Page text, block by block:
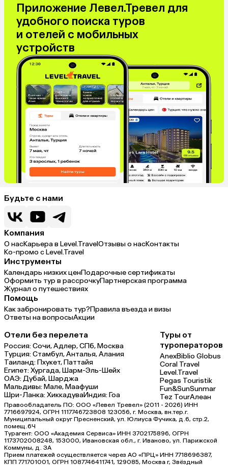
Приложение Левел.Тревел для
удобного поиска туров
и отелей с мобильных
устройств
Будьте с нами
Компания
О насКарьера в Level.TravelОтзывы о насКонтакты
Ко-промо с Level.Travel
Инструменты
Календарь низких ценПодарочные сертификаты
Оформить тур в рассрочкуПартнерская программа
Журнал о путешествиях
Помощь
Как забронировать тур?Правила въезда и визы
Ответы на вопросыАкции
Отели без перелета
Россия:Сочи,Адлер,СПб,Москва
Турция:Стамбул,Анталья,Алания
Таиланд:Пхукет,Паттайя
Египет:Хургада,Шарм-Эль-Шейх
ОАЭ:Дубай,Шарджа
Мальдивы:Мале,Маафуши
Шри-Ланка:ХиккадуваИндия:Гоа
Туры от
туроператоров
AnexBiblio Globus
Coral Travel
Level.Travel
Pegas Touristik
Fun&SunSunmar
Tez TourАлеан
Правообладатель ПО: ООО «Левел Тревел» (2011 - 2026) ИНН
7716697924, ОГРН 1117746723808 123056, г. Москва, вн.тер.г.
Муниципальный округ Пресненский, ул. Юлиуса Фучика, д.6, стр.2,
помещ.6Ч
Турагент: ООО «Академия Сервиса» ИНН 3702175896, ОГРН
1173702008248, 153000, Ивановская обл., г. Иваново, ул. Парижской
Коммуны, д. ЗА
Прием платежей осуществляется через АО «ПРЦ» ИНН 7718696387,
КПП 771701001, ОГРН 1087746411741, 129085, Москва г, Звёздный